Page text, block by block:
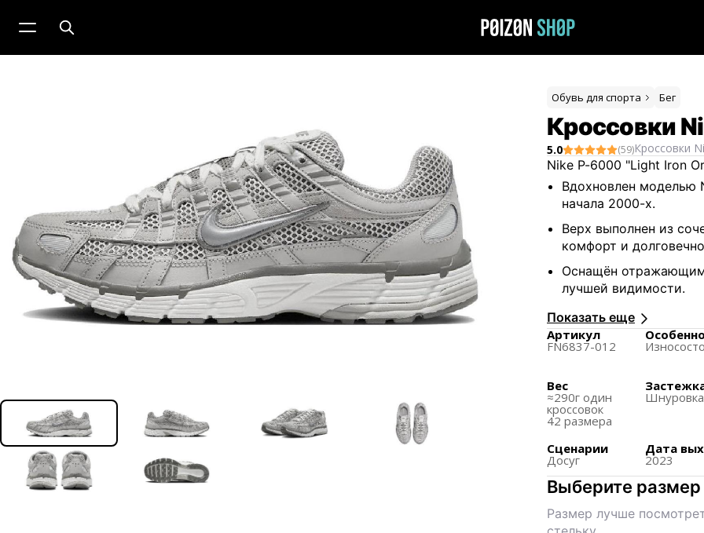
Обувь для спорта Бег
Кроссовки
5.0 (59)Кроссовки
Nike P-6000 "Light Iron
Вдохновлен моделью
начала 2000-х.
Верх выполнен из
комфорт и
Оснащён
лучшей видимости.
Подошва из прочной
обеспечивают
Дизайн включает
Предназначены для
Особенности, такие
Показать еще
Артикул
FN6837-012
Вес
≈290г один
кроссовок
42 размера
Шнуровка
Сценарии
Досуг
Дата
2023
Выберите размер
Размер лучше